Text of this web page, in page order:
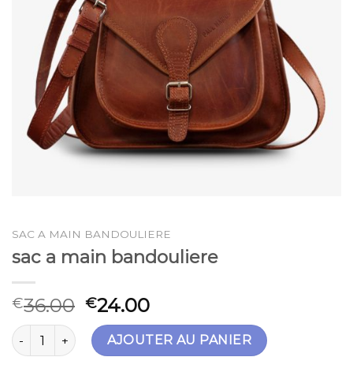
SAC A MAIN BANDOULIERE
sac a main bandouliere
€36.00 €24.00
quantité de sac a main bandouliere
AJOUTER AU PANIER